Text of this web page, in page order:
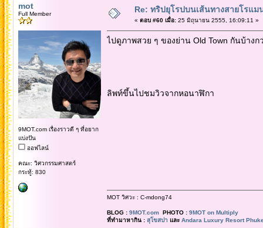
mot
Full Member
9MOT.com เรื่องราวดี ๆ ที่อยาก
แบ่งปัน
ออฟไลน์
คณะ: วิศวกรรมศาสตร์
กระทู้: 830
Re: ทริปยุโรปบนเส้นทางสายโรแม
« ตอบ #60 เมื่อ:25 มิถุนายน 2555, 16:09:11 »
ไปดูภาพสวย ๆ ของย่าน Old Town กันบ้าง
ลิพท์ขึ้นไปชมวิวจากหอนาฬิกา
MOT วิศวะ : C-mdong74
BLOG : 9MOT.comPHOTO : 9MOT on Multiply
ที่ทำมาหากิน : สุโขสปา และ Andara Luxury Resort